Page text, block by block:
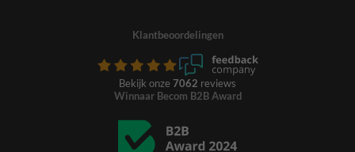
Klantbeoordelingen
Bekijk onze 7062 reviews
Winnaar Becom B2B Award